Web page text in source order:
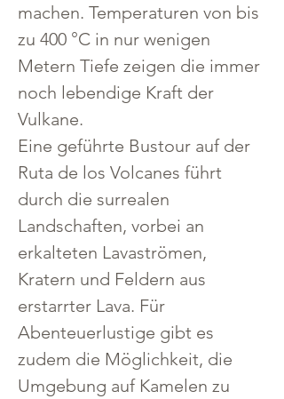
machen. Temperaturen von bis
zu 400 °C in nur wenigen
Metern Tiefe zeigen die immer
noch lebendige Kraft der
Vulkane.
Eine geführte Bustour auf der
Ruta de los Volcanes führt
durch die surrealen
Landschaften, vorbei an
erkalteten Lavaströmen,
Kratern und Feldern aus
erstarrter Lava. Für
Abenteuerlustige gibt es
zudem die Möglichkeit, die
Umgebung auf Kamelen zu